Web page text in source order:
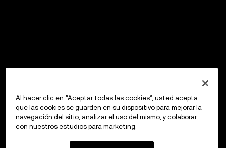
Al hacer clic en “Aceptar todas las cookies”, usted acepta
que las cookies se guarden en su dispositivo para mejorar la
navegación del sitio, analizar el uso del mismo, y colaborar
con nuestros estudios para marketing.